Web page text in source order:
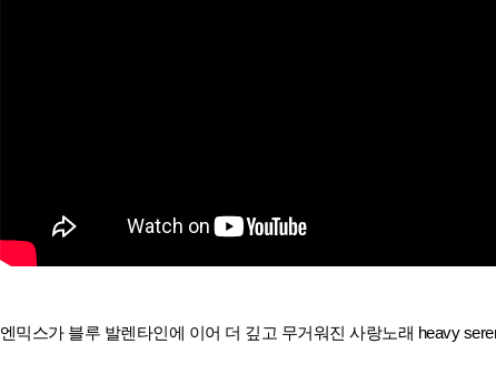
엔믹스가 블루 발렌타인에 이어 더 깊고 무거워진 사랑노래 heavy